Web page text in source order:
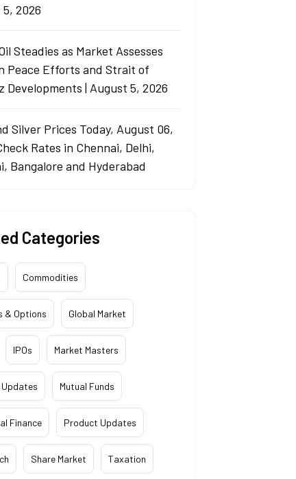
2026
Steadies as Market Assesses
Peace Efforts and Strait of
Developments | August 5, 2026
Silver Prices Today, August 06,
Rates in Chennai, Delhi,
Bangalore and Hyderabad
Categories
Commodities
& Options Global Market
IPOs Market Masters
Mutual Funds
Finance Product Updates
Share Market Taxation